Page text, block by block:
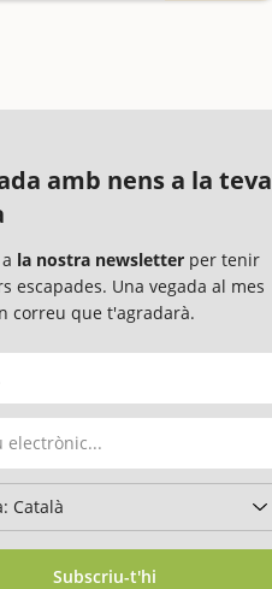
amb nens a la teva
la nostra newsletter per tenir
escapades. Una vegada al mes
correu que t'agradarà.
Subscriu-t'hi